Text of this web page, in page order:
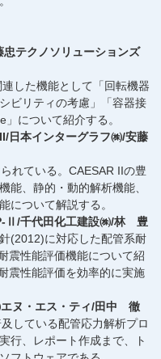
テクノソリューションズ
した機能として「回転機器
ビリティの考慮」「容器接
について紹介する。
日本インターグラフ㈱/安藤
れている。CAESAR IIの豊
能、静的・動的解析機能、
について解説する。
Ⅱ/千代田化工建設㈱/林 豊
(2012)に対応した配管系耐
震性能評価機能について紹
震性能評価を効率的に実施
エヌ・エス・ティ/田中 徹
している配管応力解析プロ
行、レポート作成まで、ト